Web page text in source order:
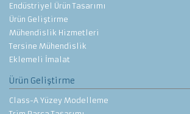
Endüstriyel Ürün Tasarımı
Ürün Geliştirme
Mühendislik Hizmetleri
Tersine Mühendislik
Eklemeli İmalat
Ürün Geliştirme
Class-A Yüzey Modelleme